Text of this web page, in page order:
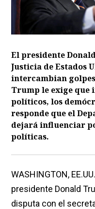
El presidente
Justicia de Estados
intercambian
Trump le exige que
políticos, los
responde que el
dejará influenciar
políticas.
WASHINGTON,
presidente Donald
disputa con el